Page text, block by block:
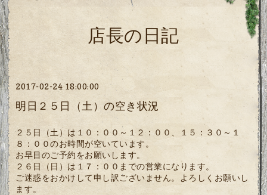
店長の日記
2017-02-24 18:00:00
明日２５日（土）の空き状況
２５日（土）は１０：００～１２：００、１５：３０～１
８：００のお時間が空いています。
お早目のご予約をお願いします。
２６日（日）は１７：００までの営業になります。
ご迷惑をおかけして申し訳ございません。よろしくお願いし
ます。